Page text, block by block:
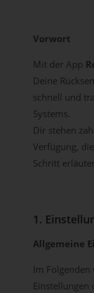
Vorwort
Mit der App
Deine
schnell und
Systems.
Dir stehen
Verfügung,
Schritt
1.
Allgemeine
Im
Einstellungen